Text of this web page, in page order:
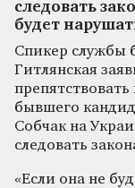
следовать
будет
Спикер службы
Гитлянская
бывшего
Собчак на
следовать
«Если она не